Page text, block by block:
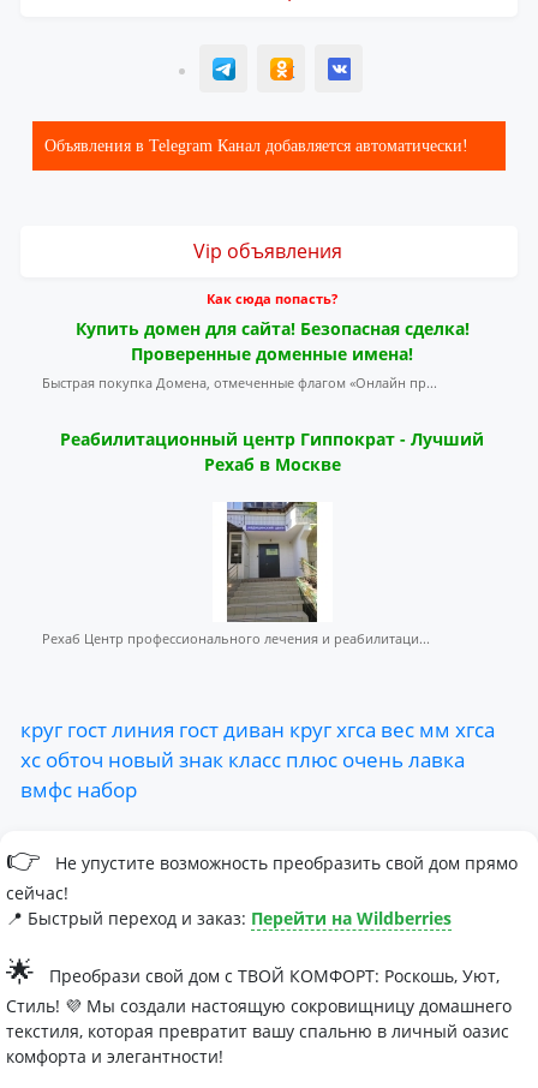
T ОК ВК
Объявления в Telegram Канал добавляется автоматически!
Vip объявления
Как сюда попасть?
Купить домен для сайта! Безопасная сделка!
Проверенные доменные имена!
Быстрая покупка Домена, отмеченные флагом «Онлайн пр...
Реабилитационный центр Гиппократ - Лучший
Рехаб в Москве
Рехаб Центр профессионального лечения и реабилитаци...
круг гостлиния гостдиван кругхгса вес мм хгса
хс обточ новый знак класс плюс очень лавка
вмфс набор
👉
Не упустите возможность преобразить свой дом прямо
сейчас!
📍 Быстрый переход и заказ: Перейти на Wildberries
🌟
Преобрази свой дом с ТВОЙ КОМФОРТ: Роскошь, Уют,
Стиль! 💜 Мы создали настоящую сокровищницу домашнего
текстиля, которая превратит вашу спальню в личный оазис
комфорта и элегантности!